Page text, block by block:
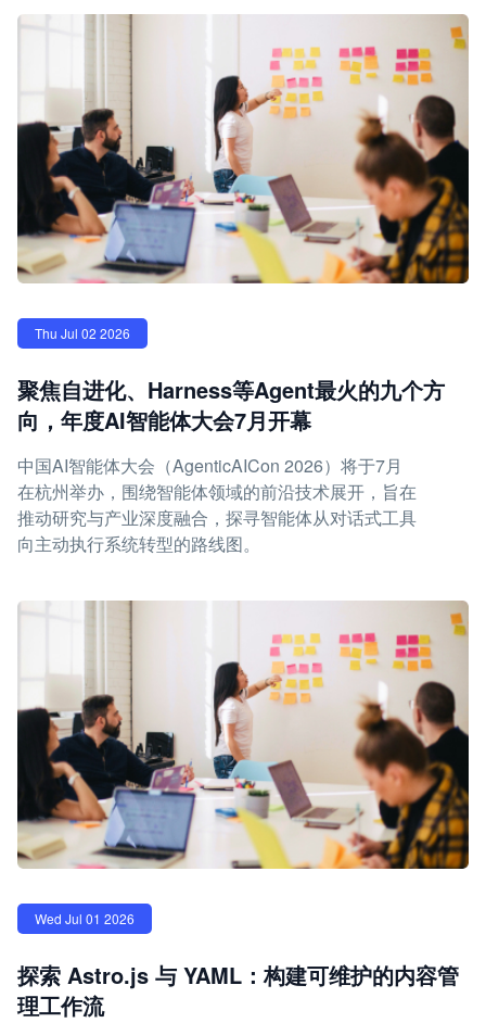
Thu Jul 02 2026
聚焦自进化、Harness等Agent最火的九个方
向，年度AI智能体大会7月开幕
中国AI智能体大会（AgenticAICon 2026）将于7月
在杭州举办，围绕智能体领域的前沿技术展开，旨在
推动研究与产业深度融合，探寻智能体从对话式工具
向主动执行系统转型的路线图。
Wed Jul 01 2026
探索 Astro.js 与 YAML：构建可维护的内容管
理工作流